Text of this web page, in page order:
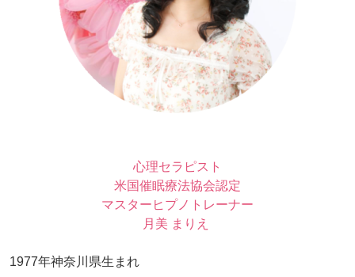
心理セラピスト
米国催眠療法協会認定
マスターヒプノトレーナー
月美 まりえ
1977年神奈川県生まれ